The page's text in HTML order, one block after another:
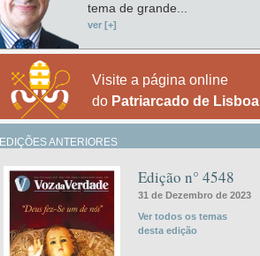
tema de grande...
ver [+]
Visite a página online
do Patriarcado de Lisboa
EDIÇÕES ANTERIORES
Edição n° 4548
31 de Dezembro de 2023
Ver todos os temas
desta edição